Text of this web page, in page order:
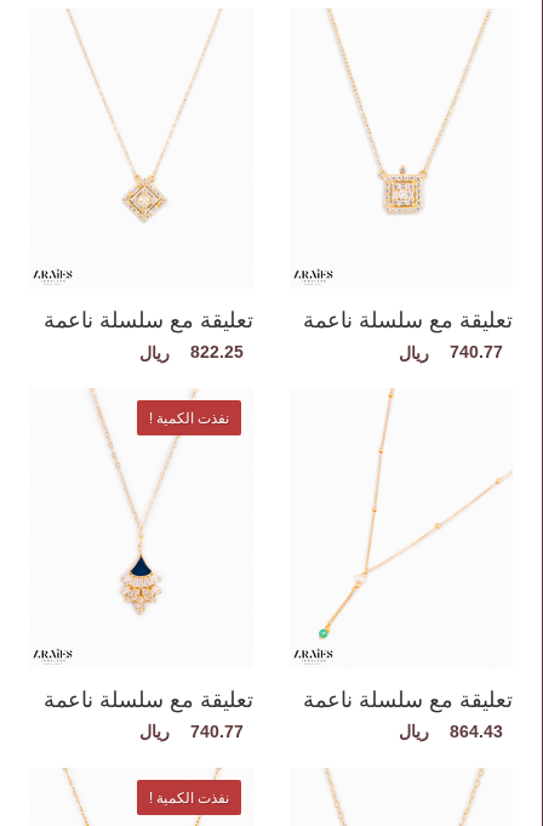
تعليقة مع سلسلة ناعمة
740.77
تعليقة مع سلسلة ناعمة
822.25
تعليقة مع سلسلة ناعمة
864.43
نفذت الكمية !
تعليقة مع سلسلة ناعمة
740.77
نفذت الكمية !